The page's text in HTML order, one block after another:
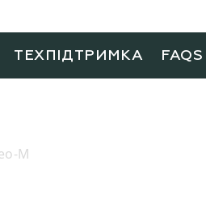
ТЕХПІДТРИМКА FAQS
M